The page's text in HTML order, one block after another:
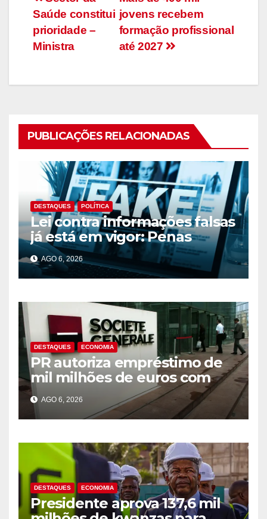
de
artigos
jovens recebem
formação profissional
até 2027
Saúde constitui
prioridade –
Ministra
PUBLICAÇÕES RELACIONADAS
DESTAQUES POLÍTICA
Lei contra informações falsas
já está em vigor: Penas
podem chegar aos 10 anos
de prisão
AGO 6, 2026
DESTAQUES ECONOMIA
PR autoriza empréstimo de
mil milhões de euros com
Société Générale para o PIP
AGO 6, 2026
DESTAQUES ECONOMIA
Presidente aprova 137,6 mil